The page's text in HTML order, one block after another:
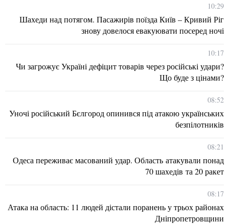
10:29
Шахеди над потягом. Пасажирів поїзда Київ – Кривий Ріг
знову довелося евакуювати посеред ночі
10:17
Чи загрожує Україні дефіцит товарів через російські удари?
Що буде з цінами?
08:52
Уночі російський Бєлгород опинився під атакою українських
безпілотників
08:21
Одеса переживає масований удар. Область атакували понад
70 шахедів та 20 ракет
08:17
Атака на область: 11 людей дістали поранень у трьох районах
Дніпропетровщини